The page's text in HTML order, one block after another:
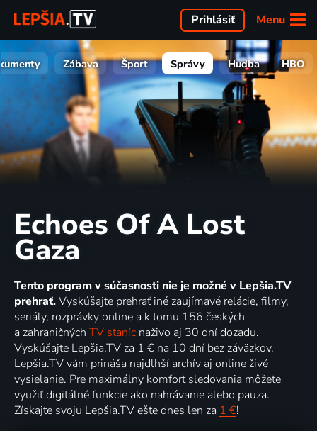
Menu
Prihlásiť
Zábava Šport Správy Hudba HBO
Echoes Of A Lost
Gaza
Tento program v súčasnosti nie je možné v Lepšia.TV
prehrať.Vyskúšajte prehrať iné zaujímavé relácie, filmy,
seriály, rozprávky online a k tomu 156 českých
a zahraničných TV staníc naživo aj 30 dní dozadu.
Vyskúšajte Lepšia.TV za 1 € na 10 dní bez záväzkov.
Lepšia.TV vám prináša najdlhší archív aj online živé
vysielanie. Pre maximálny komfort sledovania môžete
využiť digitálné funkcie ako nahrávanie alebo pauza.
Získajte svoju Lepšia.TV ešte dnes len za 1 €!